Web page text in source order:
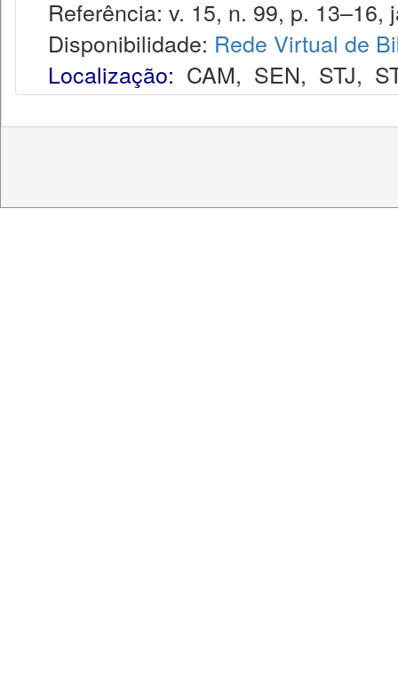
Referência: v. 15, n. 99, p. 13–16,
Disponibilidade: Rede Virtual de
Localização: CAM, SEN, STJ,